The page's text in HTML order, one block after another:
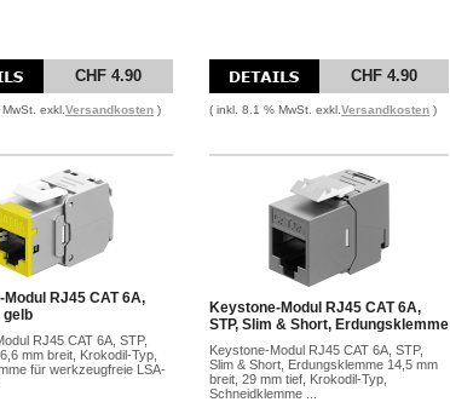
CHF 4.90
exkl. Versandkosten )
CHF 4.90
( inkl. 8.1 % MwSt. exkl. Versandkosten )
RJ45 CAT 6A,
gelb
RJ45 CAT 6A, STP,
mm breit, Krokodil-Typ,
für werkzeugfreie LSA-
Keystone-Modul RJ45 CAT 6A,
STP, Slim & Short, Erdungsklemme
Keystone-Modul RJ45 CAT 6A, STP,
Slim & Short, Erdungsklemme 14,5 mm
breit, 29 mm tief, Krokodil-Typ,
Schneidklemme ...